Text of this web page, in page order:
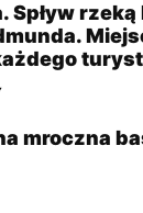
Spływ
mroczna